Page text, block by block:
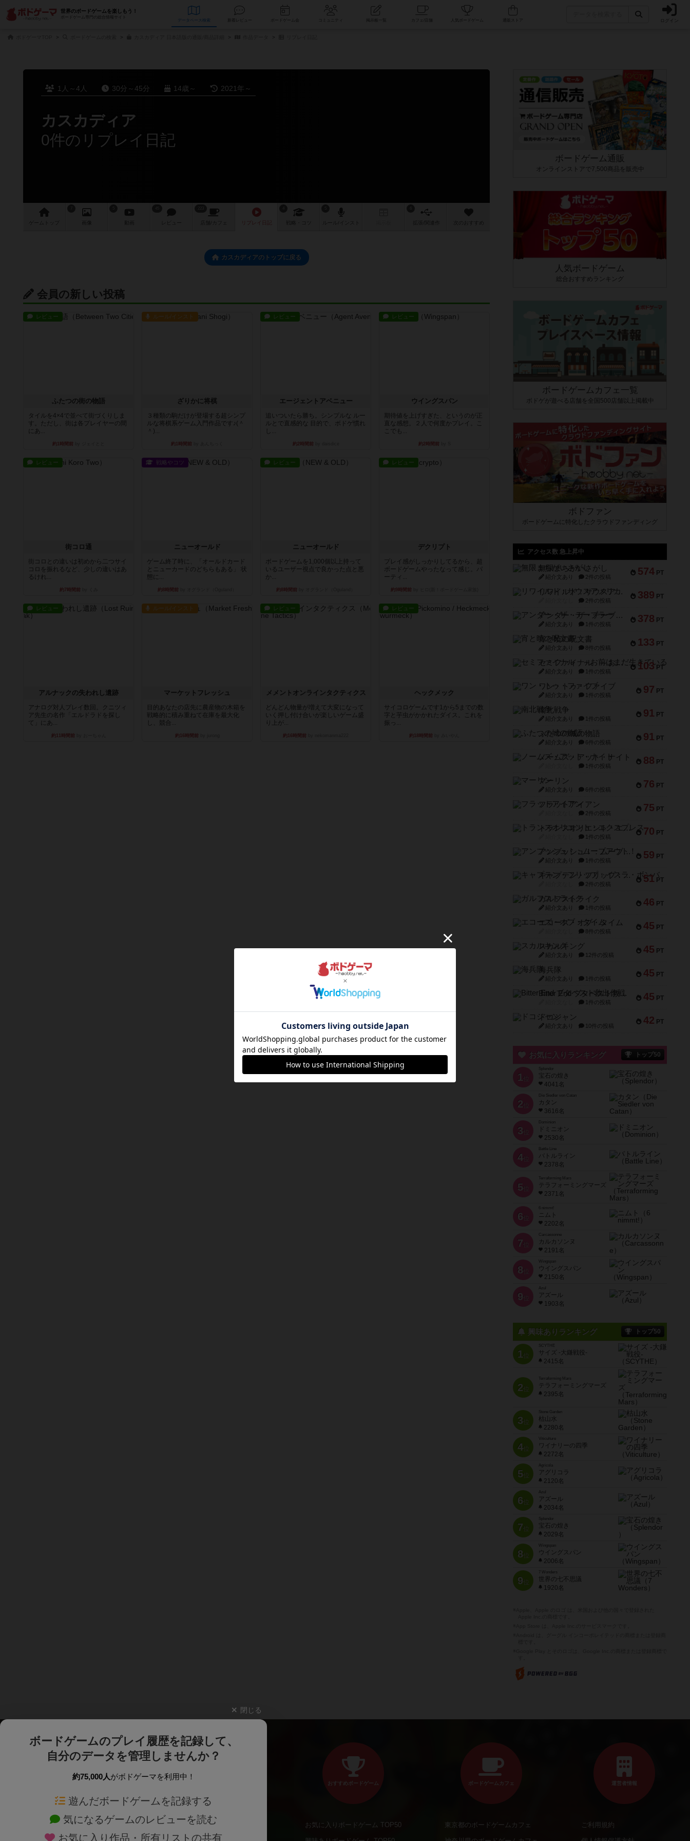
世界のボードゲームを楽しもう！
ボードゲーム専門の総合情報サイト
データベース コミュニティ 人気ボードゲーム ログイン
1人～4人 30分～45分 14歳～ 2021年～
カスカディア
0件のリプレイ日記
ゲーム 画像 レビュー 店舗/ カフェ 戦略 作 次のおすすめ
カスカディアのトップに戻る
会員の新しい投稿
レビュー
ふたつの街の物語
タイルを4×4で並べて街づくりしま
す。ただし、街は各プレイヤーの間
にあ...
約1時間前
ルール/インスト
ざりかに将棋
３種類の駒だけが登場する超シンプ
ルな将棋系ゲーム入門作品です♪(＾
＾)...
約1時間前
レビュー
エージェントアベニュー
追いついたら勝ち。シンプルな ルー
ルとで直感的な 目的で、ボドゲ慣れ
し...
約2時間前
レビュー
ウイングスパン
期待値を上げすぎた、というのが正
直な感想。２人で何度かプレイ。こ
こでも...
約2時間前
レビュー
街コロ通
街コロとの違いは初めから二つサイ
コロを振れるなど、少しの違いはあ
るけれ...
約7時間前
戦略やコツ
ニューオールド
ゲーム終了時に、「オールドカード
とニューカードのどちらもある」 状
態に...
約8時間前
レビュー
ニューオールド
ボードゲームを1,000個以上持って
いるユーザー視点で良かった点と悪
か...
約8時間前
レビュー
デクリプト
プレイ感がしっかりしてるから、超
ボードゲームやったなって感じ。パ
ーティ...
約9時間前
レビュー
アルナックの失われし遺跡
アナログ対人プレイ数回。クニツィ
ア先生の名作「エルドラドを探し
て」にあ...
約11時間前
ルール/インスト
マーケットフレッシュ
目的あなたの店先に農産物の木箱を
戦略的に積み重ねて在庫を最大化
し、競合...
約16時間前
レビュー
メメントオンラインタクティクス
どんどん物量が増えて大変になって
いく押し付け合いが楽しいゲーム盛
り上が...
約16時間前
レビュー
ヘックメック
サイコロゲームです1から5までの数
字と芋虫がかかれたダイス。これを
振っ...
約18時間前
ボードゲーム通販
オンラインストアで7,500商品を販売中
人気ボードゲーム
総合おすすめランキング
ボードゲームカフェ一覧
ボドゲが遊べる店舗を全国500店舗以上掲載中
ボドファン
ボードゲームに特化したクラウドファンディング
アクセス数 急上昇中
574 PT
無限まちがいさがし
紹介文あり 2件の投稿
389 PT
リワイルド：サウスアメリカ
2件の投稿
378 PT
アンダー・ザ・テーブラー
紹介文あり 1件の投稿
133 PT
宵と暁の呪文書
紹介文あり 8件の投稿
103 PT
セミファイナル ～お前はまだ生きている～
紹介文あり 1件の投稿
97 PT
ワン・トゥ・ファイブ
紹介文あり 1件の投稿
91 PT
南北戦争
紹介文あり 1件の投稿
91 PT
ふたつの城の物語
紹介文あり 6件の投稿
88 PT
ノームズ・アット・ナイト
1件の投稿
76 PT
マーリン
紹介文あり 6件の投稿
75 PT
フラットアイアン
2件の投稿
70 PT
トランスオリエント・エクスプレス
1件の投稿
59 PT
アンブッシュ！：ムーブアウト！
紹介文あり 1件の投稿
51 PT
キャプテン・フリップ：イスラ・ボンバ
2件の投稿
46 PT
ガルフストライク
紹介文あり 1件の投稿
45 PT
エコーズ・オブ・タイム
8件の投稿
45 PT
スカルキング
紹介文あり 12件の投稿
45 PT
海兵隊
紹介文あり 1件の投稿
45 PT
Bitter End ブタペスト救出作戦
1件の投稿
42 PT
ドコジャン
紹介文あり 10件の投稿
お気に入りランキング トップ50
1 位
宝石の煌き
4041名
2 位
Die Siedler von Catan
カタン
3616名
3 位
ドミニオン
2530名
4位
Battle Line
バトルライン
2378名
5 位
Terraforming Mars
テラフォーミングマーズ
2371名
6 位
ニムト
2202名
7 位
Carcassonne
カルカソンヌ
2191名
8 位
Wingspan
ウイングスパン
2150名
9 位
Azul
アズール
1903名
興味ありランキング トップ50
1位
SCYTHE
サイズ -大鎌戦役-
2415名
2位
Terraforming Mars
テラフォーミングマーズ
2395名
3位
Stone Garden
枯山水
2280名
4位
Viticulture
ワイナリーの四季
2272名
5位
Agricola
アグリコラ
2120名
6位
Azul
アズール
2034名
7位
宝石の煌き
2029名
8位
Wingspan
ウイングスパン
2006名
9位
7 Wonders
世界の七不思議
1920名
閉じる
ボードゲームのプレイ履歴を記録して、
自分のデータを管理しませんか？
約75,000人がボドゲーマを利用中！
遊んだボードゲームを記録する
気になるゲームのレビューを読む
お気に入り作品・所有リストの共有
ボードゲームを検索する 新作・再入荷情報
おすすめボードゲーム
お気に入りボードゲーム TOP50
ボードゲームカフェ
東京都のボードゲームカフェ
運営者情報
ご利用規約